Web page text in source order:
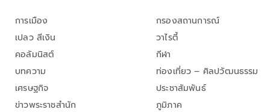
การเมือง
เปลว สีเงิน
คอลัมนิสต์
บทความ
เศรษฐกิจ
ข่าวพระราชสำนัก
กรองสถานการณ์
วาไรตี้
กีฬา
ท่องเที่ยว – ศิลปวัฒนธรรม
ประชาสัมพันธ์
ภูมิภาค